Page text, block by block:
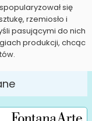
się
rzemiosło i
pasującymi do nich
produkcji, chcąc